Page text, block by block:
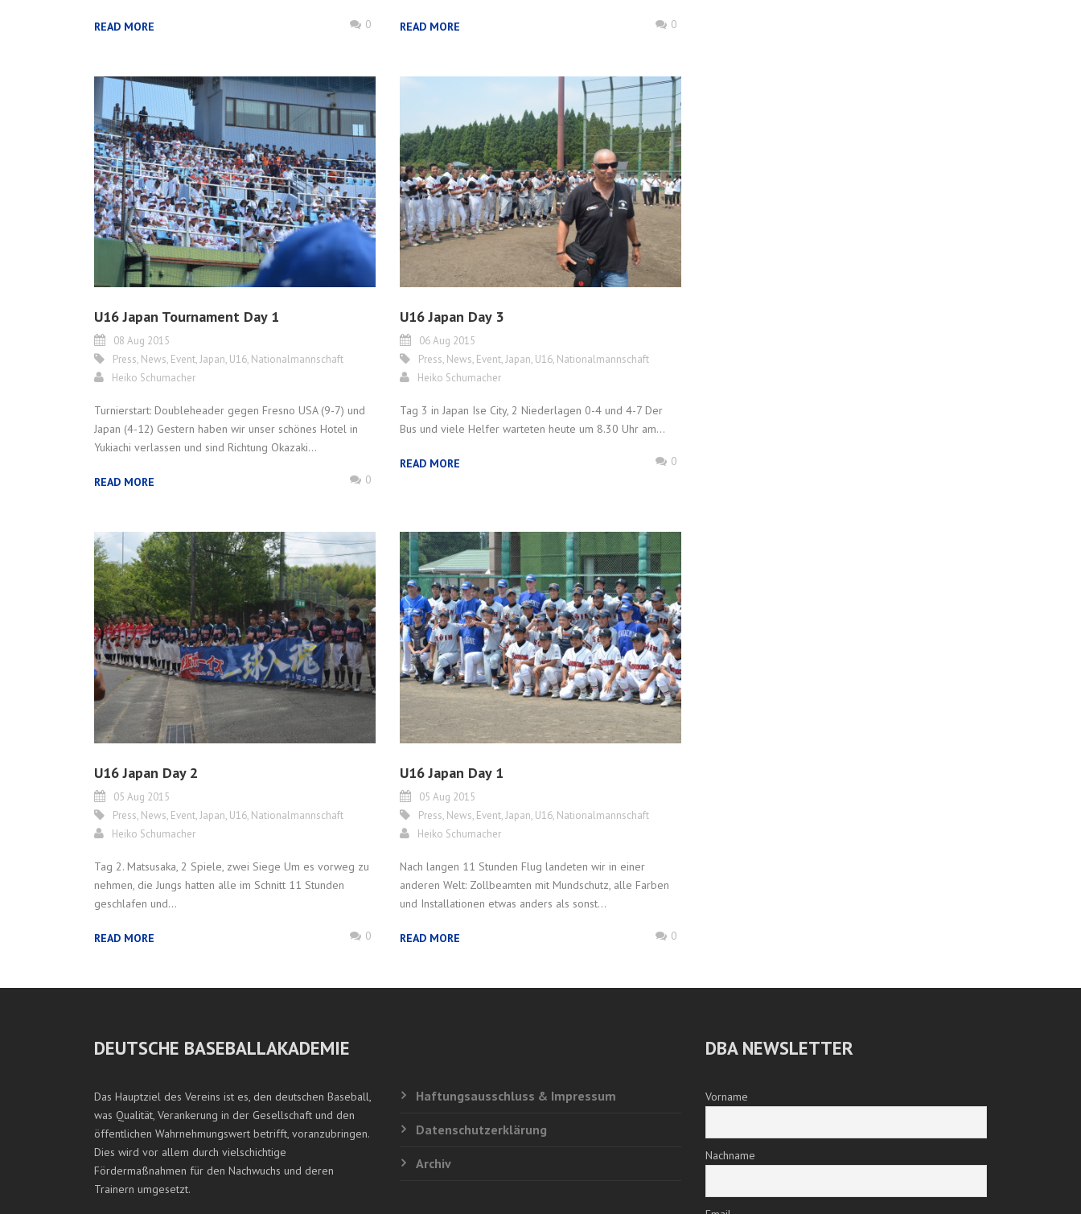
READ MORE 0 READ MORE 0
U16 Japan Tournament Day 1
08 Aug 2015
Press, News, Event,Japan, U16, Nationalmannschaft
Heiko Schumacher
Turnierstart: Doubleheader gegen Fresno USA (9-7) und
Japan (4-12) Gestern haben wir unser schönes Hotel in
Yukiachi verlassen und sind Richtung Okazaki...
READ MORE 0
U16 Japan Day 3
06 Aug 2015
Press, News, Event,Japan, U16, Nationalmannschaft
Heiko Schumacher
Tag 3 in Japan Ise City, 2 Niederlagen 0-4 und 4-7 Der
Bus und viele Helfer warteten heute um 8.30 Uhr am...
READ MORE 0
U16 Japan Day 2
05 Aug 2015
Press, News, Event,Japan, U16, Nationalmannschaft
Heiko Schumacher
Tag 2. Matsusaka, 2 Spiele, zwei Siege Um es vorweg zu
nehmen, die Jungs hatten alle im Schnitt 11 Stunden
geschlafen und...
READ MORE 0
U16 Japan Day 1
05 Aug 2015
Press, News, Event,Japan, U16, Nationalmannschaft
Heiko Schumacher
Nach langen 11 Stunden Flug landeten wir in einer
anderen Welt: Zollbeamten mit Mundschutz, alle Farben
und Installationen etwas anders als sonst...
READ MORE 0
DEUTSCHE BASEBALLAKADEMIE
Das Hauptziel des Vereins ist es, den deutschen Baseball,
was Qualität, Verankerung in der Gesellschaft und den
öffentlichen Wahrnehmungswert betrifft, voranzubringen.
Dies wird vor allem durch vielschichtige
Fördermaßnahmen für den Nachwuchs und deren
Trainern umgesetzt.
Haftungsausschluss & Impressum
Datenschutzerklärung
Archiv
DBA NEWSLETTER
Vorname
Nachname